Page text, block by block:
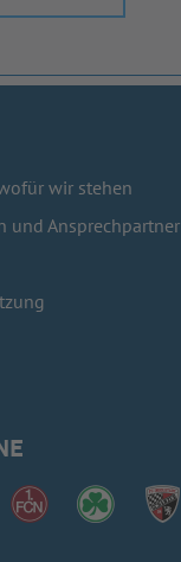
wir stehen
und Ansprechpartner